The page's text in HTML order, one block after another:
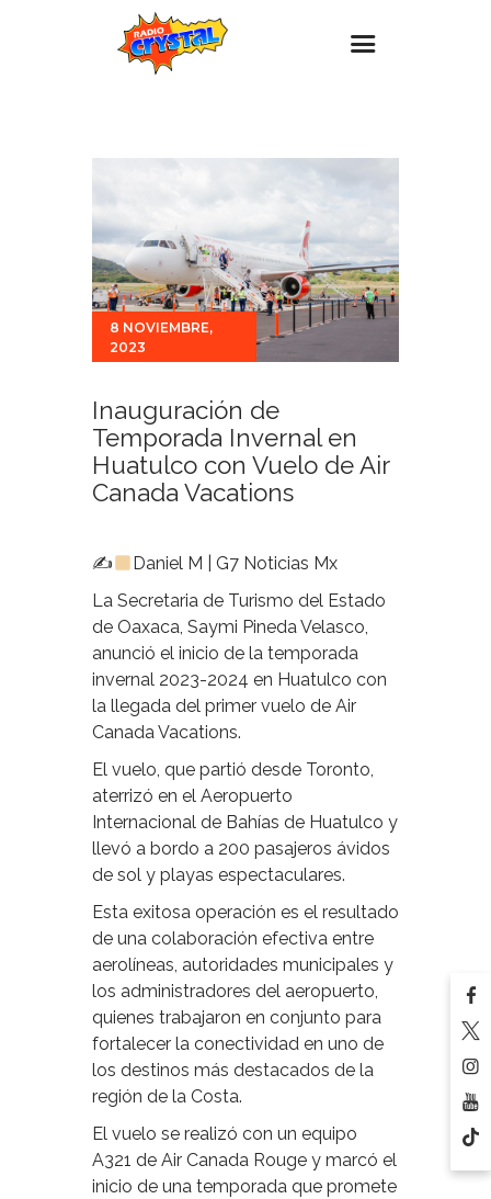
Eventos
Promociones
Noticias
Para ti
Contacto
8 NOVIEMBRE,
2023
Inauguración de
Temporada Invernal en
Huatulco con Vuelo de Air
Canada Vacations
✍
Daniel M | G7 Noticias Mx
La Secretaria de Turismo del Estado
de Oaxaca, Saymi Pineda Velasco,
anunció el inicio de la temporada
invernal 2023-2024 en Huatulco con
la llegada del primer vuelo de Air
Canada Vacations.
El vuelo, que partió desde Toronto,
aterrizó en el Aeropuerto
Internacional de Bahías de Huatulco y
llevó a bordo a 200 pasajeros ávidos
de sol y playas espectaculares.
Esta exitosa operación es el resultado
de una colaboración efectiva entre
aerolíneas, autoridades municipales y
los administradores del aeropuerto,
quienes trabajaron en conjunto para
fortalecer la conectividad en uno de
los destinos más destacados de la
región de la Costa.
El vuelo se realizó con un equipo
A321 de Air Canada Rouge y marcó el
inicio de una temporada que promete